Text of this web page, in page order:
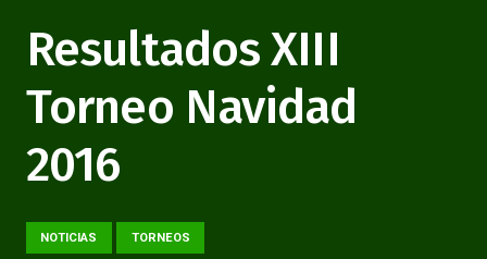
Resultados XIII
Torneo Navidad
2016
NOTICIAS TORNEOS